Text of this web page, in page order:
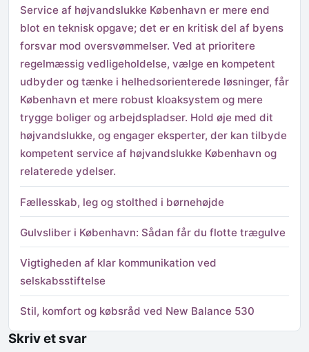
Service af højvandslukke København er mere end
blot en teknisk opgave; det er en kritisk del af byens
forsvar mod oversvømmelser. Ved at prioritere
regelmæssig vedligeholdelse, vælge en kompetent
udbyder og tænke i helhedsorienterede løsninger, får
København et mere robust kloaksystem og mere
trygge boliger og arbejdspladser. Hold øje med dit
højvandslukke, og engager eksperter, der kan tilbyde
kompetent service af højvandslukke København og
relaterede ydelser.
Fællesskab, leg og stolthed i børnehøjde
Gulvsliber i København: Sådan får du flotte trægulve
Vigtigheden af klar kommunikation ved
selskabsstiftelse
Stil, komfort og købsråd ved New Balance 530
Skriv et svar